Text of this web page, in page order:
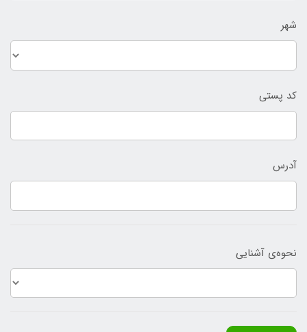
شهر
کد پستی
آدرس
نحوه‌ی آشنایی